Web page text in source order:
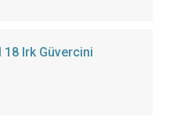
18 Irk Güvercini